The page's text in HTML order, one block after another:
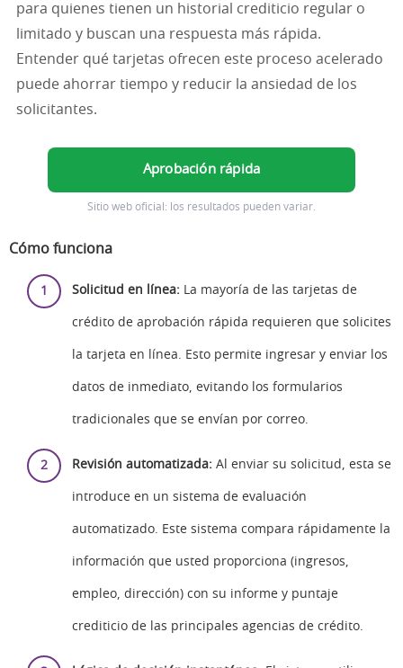
para quienes tienen un historial crediticio regular o
limitado y buscan una respuesta más rápida.
Entender qué tarjetas ofrecen este proceso acelerado
puede ahorrar tiempo y reducir la ansiedad de los
solicitantes.
Aprobación rápida
Sitio web oficial: los resultados pueden variar.
Cómo funciona
Solicitud en línea: La mayoría de las tarjetas de
crédito de aprobación rápida requieren que solicites
la tarjeta en línea. Esto permite ingresar y enviar los
datos de inmediato, evitando los formularios
tradicionales que se envían por correo.
Revisión automatizada: Al enviar su solicitud, esta se
introduce en un sistema de evaluación
automatizado. Este sistema compara rápidamente la
información que usted proporciona (ingresos,
empleo, dirección) con su informe y puntaje
crediticio de las principales agencias de crédito.